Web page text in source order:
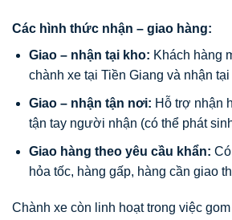
Các hình thức nhận – giao hàng:
Giao – nhận tại kho: Khách hàng
chành xe tại Tiền Giang và nhận
Giao – nhận tận nơi: Hỗ trợ nhận
tận tay người nhận (có thể phát
Giao hàng theo yêu cầu khẩn:
hỏa tốc, hàng gấp, hàng cần giao
Chành xe còn linh hoạt trong việc